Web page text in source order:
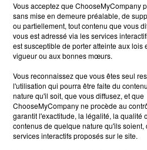
Vous acceptez que ChooseMyCompany
sans mise en demeure préalable, de
ou partiellement, tout contenu que vous
vous est adressé via les services
est susceptible de porter atteinte aux lois
vigueur ou aux bonnes mœurs.
Vous reconnaissez que vous êtes seul
l'utilisation qui pourra être faite du
nature qu'il soit, que vous diffusez, et que
ChooseMyCompany ne procède au
garantit l'exactitude, la légalité, la qualité
contenus de quelque nature qu'ils soient,
services interactifs proposés sur le site.